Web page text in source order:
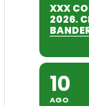
XXX
2026.
10
AGO